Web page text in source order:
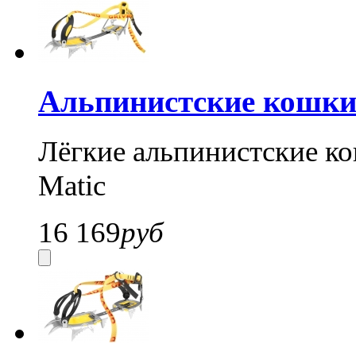
Альпинистские
Лёгкие альпинистские
Matic
16 169руб